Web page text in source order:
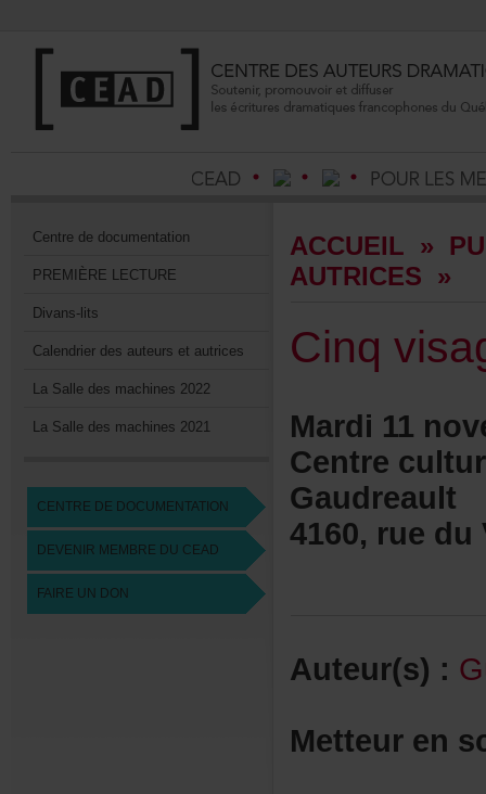
Centrededocumentation
PREMIÈRELECTURE
Divans-lits
Calendrierdesauteursetautrices
LaSalledesmachines2022
LaSalledesmachines2021
CENTREDEDOCUMENTATION
DEVENIRMEMBREDUCEAD
FAIREUNDON
ACCUEIL »
AUTRICES »
Gaudreault
Auteur(s):